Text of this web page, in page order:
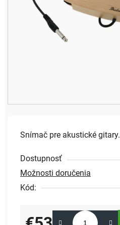
Snímač pre akustické gitary.
Dostupnosť
Možnosti doručenia
Kód: